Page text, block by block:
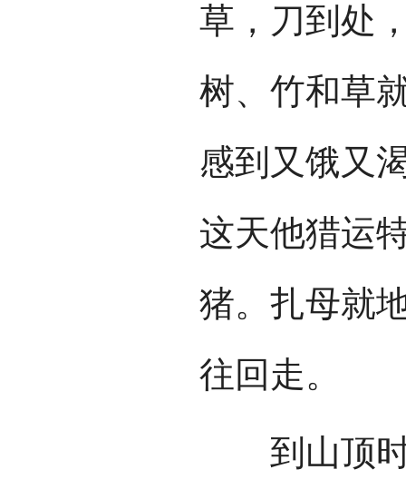
草，刀到处
树、竹和草
感到又饿又
这天他猎运
猪。扎母就
往回走。
到山顶时